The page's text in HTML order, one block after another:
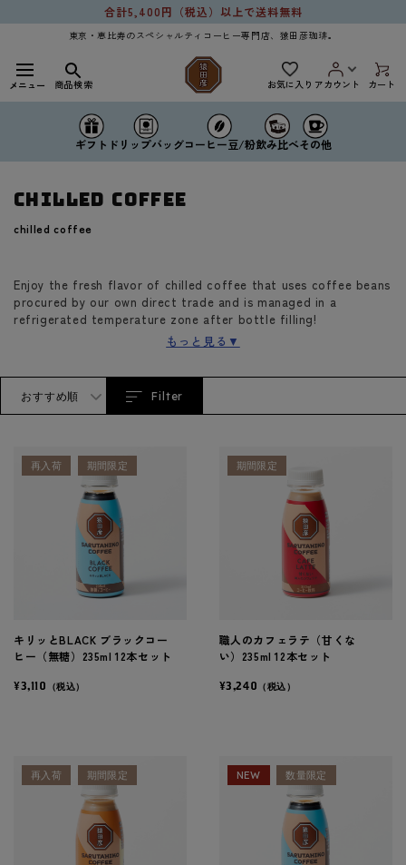
content
合計5,400円（税込）以上で送料無料
東京・恵比寿のスペシャルティコーヒー専門店、猿田彦珈琲。
メニュー 商品検索 お気に入り アカウント カート
ギフト ドリップバッグコーヒー豆/粉飲み比べその他
chilled coffee
C
e
t
i
chilled coffee
Enjoy the fresh flavor of chilled coffee that uses coffee beans
procured by our own direct trade and is managed in a
refrigerated temperature zone after bottle filling!
もっと見る▼
おすすめ順 Filter
再入荷 期間限定
キリッとBLACK ブラックコー
ヒー（無糖）235ml 12本セット
¥3,110 （税込）
期間限定
職人のカフェラテ（甘くな
い）235ml 12本セット
¥3,240 （税込）
再入荷 期間限定 NEW 数量限定